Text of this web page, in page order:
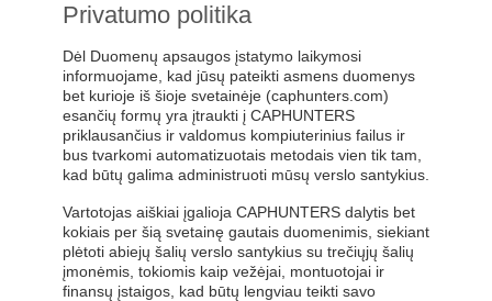
Privatumo politika
Dėl Duomenų apsaugos įstatymo laikymosi
informuojame, kad jūsų pateikti asmens duomenys
bet kurioje iš šioje svetainėje (caphunters.com)
esančių formų yra įtraukti į CAPHUNTERS
priklausančius ir valdomus kompiuterinius failus ir
bus tvarkomi automatizuotais metodais vien tik tam,
kad būtų galima administruoti mūsų verslo santykius.
Vartotojas aiškiai įgalioja CAPHUNTERS dalytis bet
kokiais per šią svetainę gautais duomenimis, siekiant
plėtoti abiejų šalių verslo santykius su trečiųjų šalių
įmonėmis, tokiomis kaip vežėjai, montuotojai ir
finansų įstaigos, kad būtų lengviau teikti savo